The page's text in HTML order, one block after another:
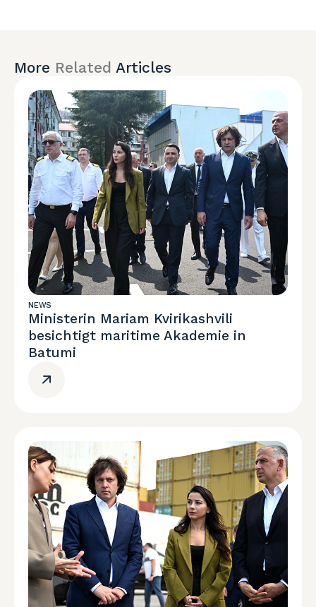
More Related Articles
NEWS
Ministerin Mariam Kvirikashvili
besichtigt maritime Akademie in
Batumi